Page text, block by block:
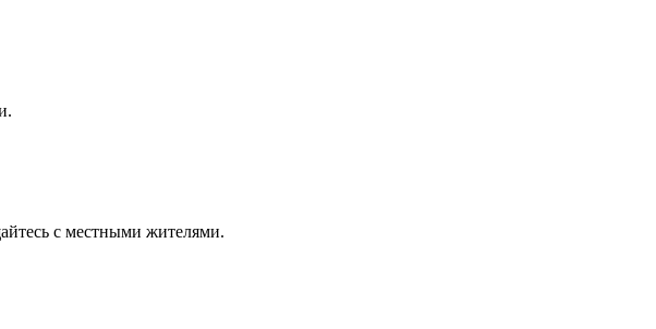
с местными жителями.